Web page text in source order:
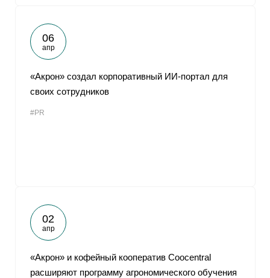
06
апр
«Акрон» создал корпоративный ИИ-портал для
своих сотрудников
#PR
02
апр
«Акрон» и кофейный кооператив Coocentral
расширяют программу агрономического обучения